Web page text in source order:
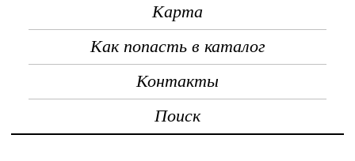
Карта
Как попасть в каталог
Контакты
Поиск